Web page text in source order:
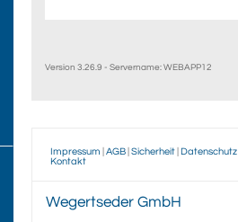
Version 3.26.9 - Servername: WEBAPP12
Impressum AGB Sicherheit Datenschutz
Kontakt
Wegertseder GmbH